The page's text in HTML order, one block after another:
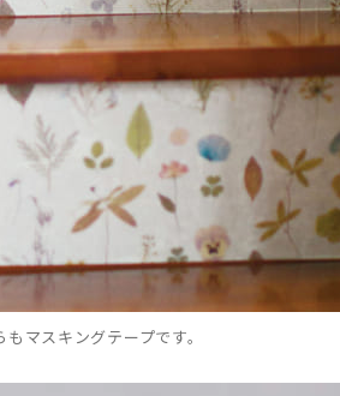
マスキングテープです。